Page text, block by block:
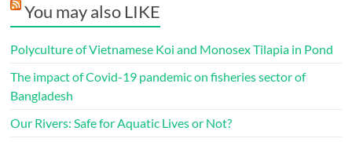
You may also LIKE
Polyculture of Vietnamese Koi and Monosex Tilapia in Pond
The impact of Covid-19 pandemic on fisheries sector of
Bangladesh
Our Rivers: Safe for Aquatic Lives or Not?